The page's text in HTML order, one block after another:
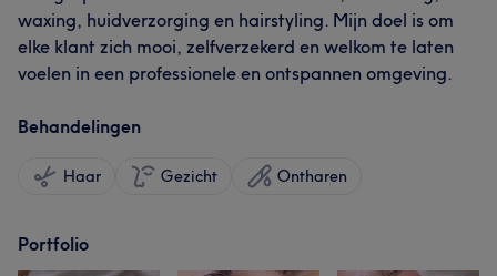
waxing, huidverzorging en hairstyling. Mijn doel is om
elke klant zich mooi, zelfverzekerd en welkom te laten
voelen in een professionele en ontspannen omgeving.
Behandelingen
Haar Gezicht Ontharen
Portfolio